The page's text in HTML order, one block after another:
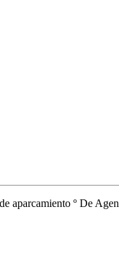
aparcamiento º De